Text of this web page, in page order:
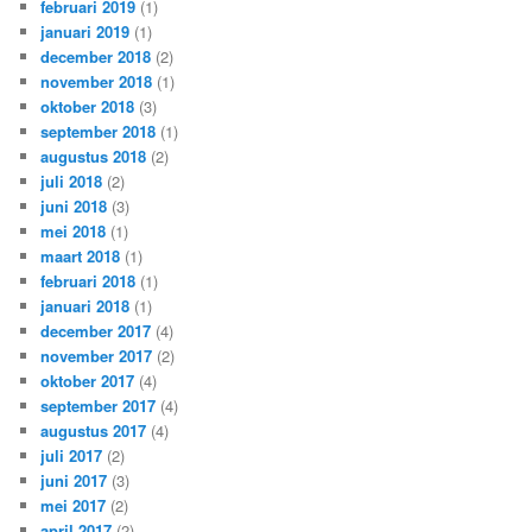
februari 2019 (1)
januari 2019 (1)
december 2018 (2)
november 2018 (1)
oktober 2018 (3)
september 2018 (1)
augustus 2018 (2)
juli 2018 (2)
juni 2018 (3)
mei 2018 (1)
maart 2018 (1)
februari 2018 (1)
januari 2018 (1)
december 2017 (4)
november 2017 (2)
oktober 2017 (4)
september 2017 (4)
augustus 2017 (4)
juli 2017 (2)
juni 2017 (3)
mei 2017 (2)